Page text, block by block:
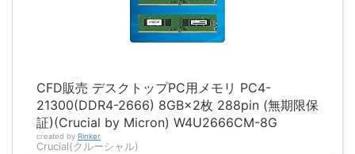
CFD販売 デスクトップPC用メモリ PC4-
21300(DDR4-2666) 8GB×2枚 288pin (無期限保
証)(Crucial by Micron) W4U2666CM-8G
created by Rinker
Crucial(クルーシャル)